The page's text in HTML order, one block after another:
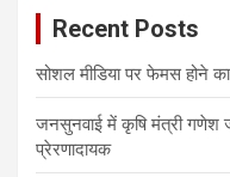
Recent Posts
सोशल मीडिया पर फेमस होने
जनसुनवाई में कृषि मंत्री गणेश
प्रेरणादायक